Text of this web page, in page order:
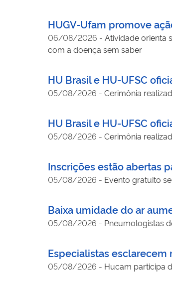
HUGV-Ufam promove
06/08/2026 - Atividade orienta
com a doença sem saber
HU Brasil e HU-UFSC
05/08/2026 - Cerimônia
HU Brasil e HU-UFSC
05/08/2026 - Cerimônia
Inscrições estão abertas
05/08/2026 - Evento gratuito
Baixa umidade do ar
05/08/2026 - Pneumologistas
Especialistas
05/08/2026 - Hucam participa